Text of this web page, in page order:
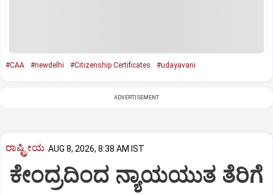
#CAA #newdelhi #Citizenship Certificates #udayavani
ADVERTISEMENT
ರಾಷ್ಟ್ರೀಯ AUG 8, 2026, 8:38 AM IST
ಕೇಂದ್ರದಿಂದ ನ್ಯಾಯಯುತ ತೆರಿಗೆ